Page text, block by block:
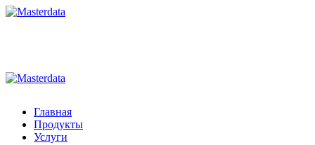
Главная
Продукты
Услуги